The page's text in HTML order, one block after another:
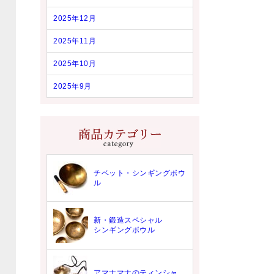
2025年12月
2025年11月
2025年10月
2025年9月
チベット・シンギングボウ
ル
新・鍛造スペシャル
シンギングボウル